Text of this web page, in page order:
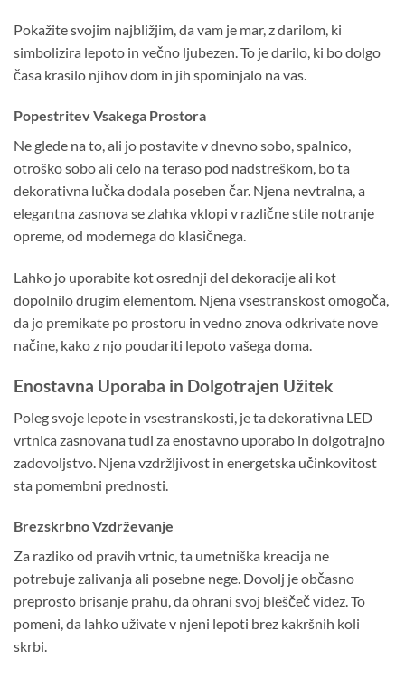
Pokažite svojim najbližjim, da vam je mar, z darilom, ki
simbolizira lepoto in večno ljubezen. To je darilo, ki bo dolgo
časa krasilo njihov dom in jih spominjalo na vas.
Popestritev Vsakega Prostora
Ne glede na to, ali jo postavite v dnevno sobo, spalnico,
otroško sobo ali celo na teraso pod nadstreškom, bo ta
dekorativna lučka dodala poseben čar. Njena nevtralna, a
elegantna zasnova se zlahka vklopi v različne stile notranje
opreme, od modernega do klasičnega.
Lahko jo uporabite kot osrednji del dekoracije ali kot
dopolnilo drugim elementom. Njena vsestranskost omogoča,
da jo premikate po prostoru in vedno znova odkrivate nove
načine, kako z njo poudariti lepoto vašega doma.
Enostavna Uporaba in Dolgotrajen Užitek
Poleg svoje lepote in vsestranskosti, je ta dekorativna LED
vrtnica zasnovana tudi za enostavno uporabo in dolgotrajno
zadovoljstvo. Njena vzdržljivost in energetska učinkovitost
sta pomembni prednosti.
Brezskrbno Vzdrževanje
Za razliko od pravih vrtnic, ta umetniška kreacija ne
potrebuje zalivanja ali posebne nege. Dovolj je občasno
preprosto brisanje prahu, da ohrani svoj bleščeč videz. To
pomeni, da lahko uživate v njeni lepoti brez kakršnih koli
skrbi.